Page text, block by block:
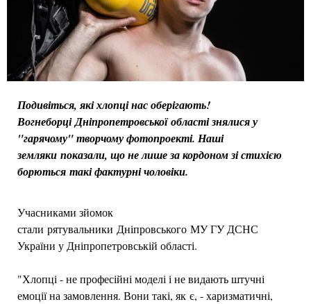
Подивіться, які хлопці нас оберігають!
Вогнеборці Дніпропетровської області знялися у
"гарячому" творчому фотопроекті. Наші
земляки показали, що не лише за кордоном зі стихією
борються такі фактурні чоловіки.
Учасниками зйомок
стали рятувальники Дніпровського МУ ГУ ДСНС
України у Дніпропетровській області.
"Хлопці - не професійні моделі і не видають штучні
емоції на замовлення. Вони такі, як є, - харизматичні,